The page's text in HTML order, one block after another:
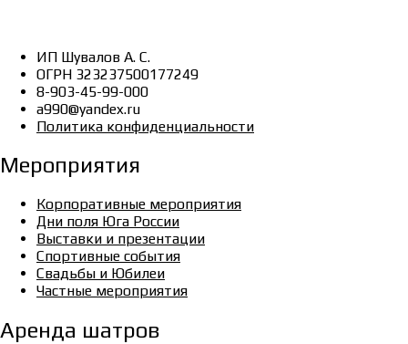
ИП Шувалов А. С.
ОГРН 323237500177249
8-903-45-99-000
a990@yandex.ru
Политика конфиденциальности
Мероприятия
Корпоративные мероприятия
Дни поля Юга России
Выставки и презентации
Спортивные события
Свадьбы и Юбилеи
Частные мероприятия
Аренда шатров